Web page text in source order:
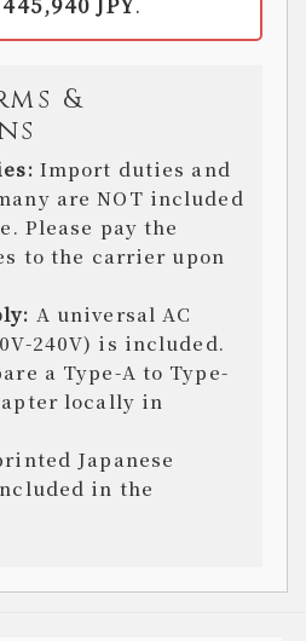
&
Import duties and
are NOT included
Please pay the
to the carrier upon
A universal AC
240V) is included.
a Type-A to Type-
locally in
Japanese
in the